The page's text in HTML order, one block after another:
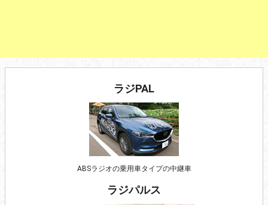
ラジPAL
ABSラジオの乗用車タイプの中継車
ラジパルス